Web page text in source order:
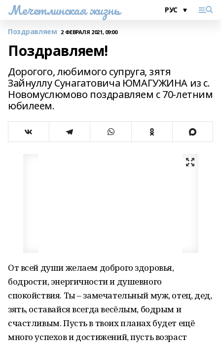
Мечетлинская жизнь
Поздравляем 2 ФЕВРАЛЯ 2021, 09:00
Поздравляем!
Дорогого, любимого супруга, зятя
Зайнуллу Сунагатовича ЮМАГУЖИНА из с.
Новомуслюмово поздравляем с 70-летним
юбилеем.
От всей души желаем доброго здоровья,
бодрости, энергичности и душевного
спокойствия. Ты – замечательный муж, отец, дед,
зять, оставайся всегда весёлым, бодрым и
счастливым. Пусть в твоих планах будет ещё
много успехов и достижений, пусть возраст